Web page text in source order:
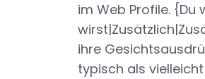
im Web Profile. {Du
ihre
typisch als